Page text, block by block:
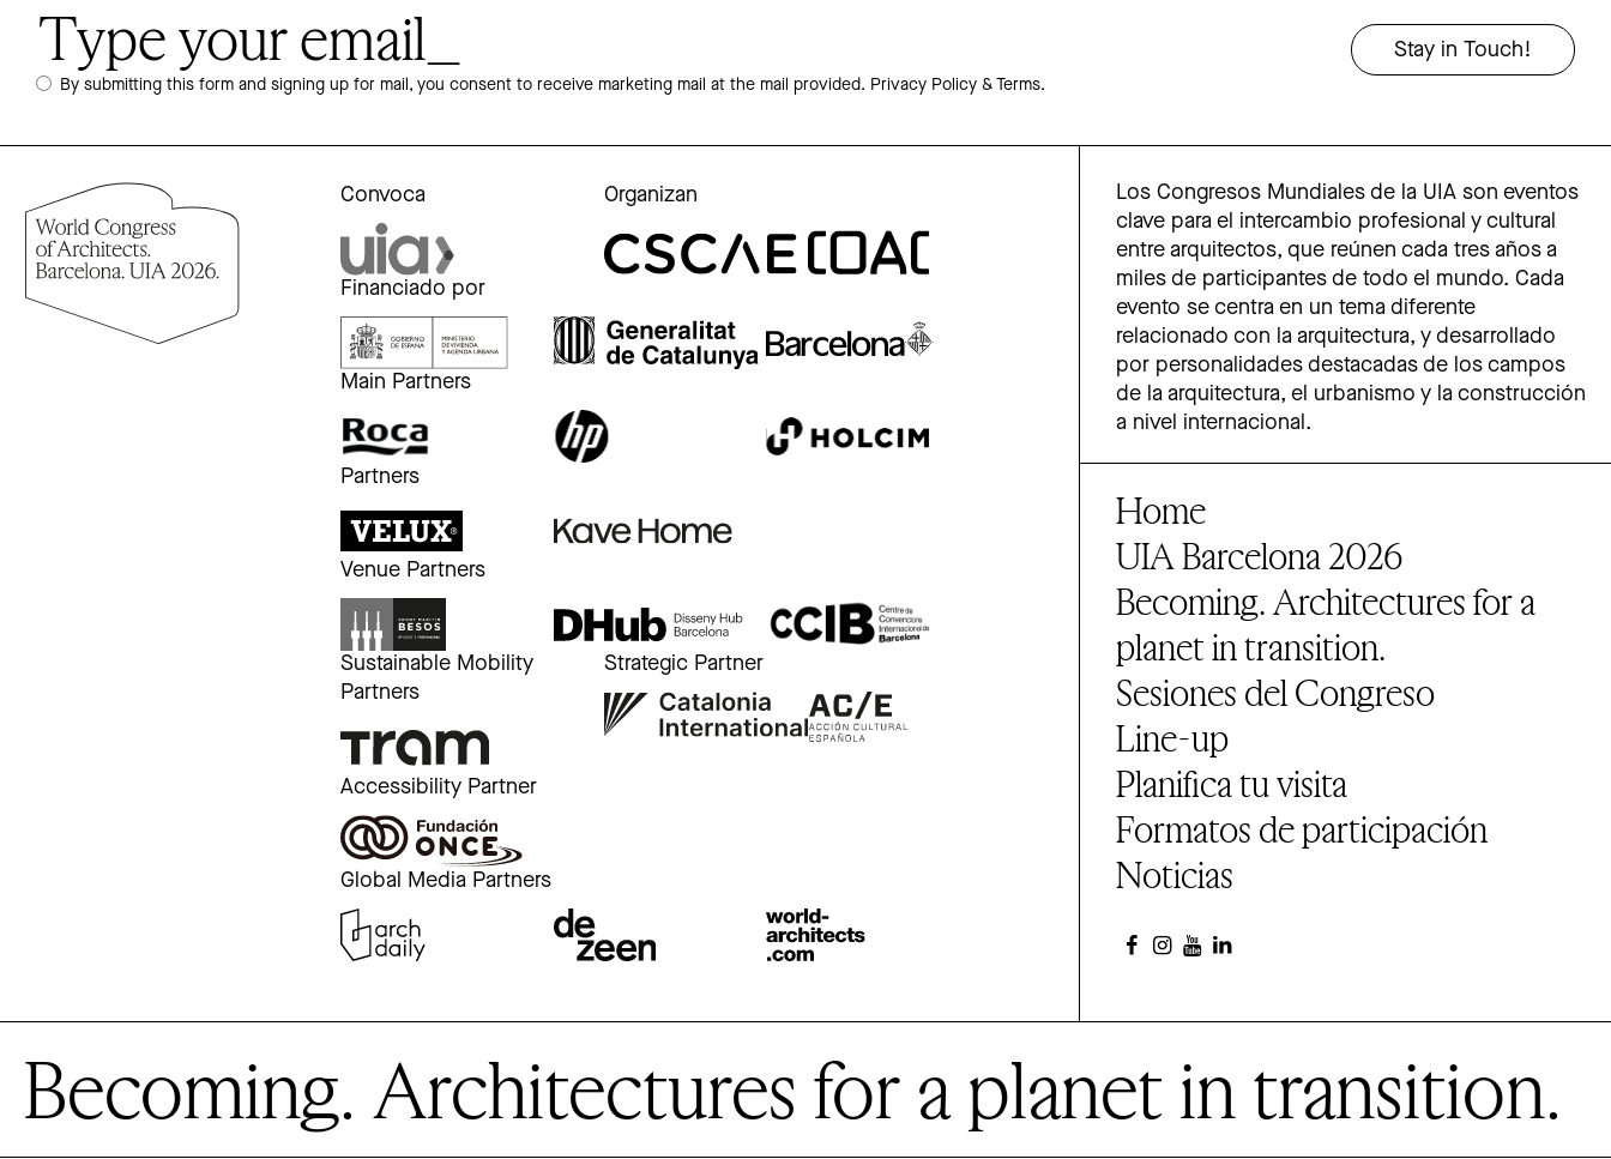
By submitting this form and signing up for mail, you consent to receive marketing mail at the mail provided. Privacy Policy & Terms.
Convoca Organizan
Financiado por
Main Partners
Partners
Venue Partners
Sustainable Mobility
Partners
Strategic Partner
Accessibility Partner
Global Media Partners
Los Congresos Mundiales de la UIA son eventos
clave para el intercambio profesional y cultural
entre arquitectos, que reúnen cada tres años a
miles de participantes de todo el mundo. Cada
evento se centra en un tema diferente
relacionado con la arquitectura, y desarrollado
por personalidades destacadas de los campos
de la arquitectura, el urbanismo y la construcción
a nivel internacional.
Home
UIA Barcelona 2026
Becoming. Architectures for a
planet in transition.
Sesiones del Congreso
Line-up
Planifica tu visita
Formatos de participación
Noticias
Becoming. Architectures for a planet in transition.